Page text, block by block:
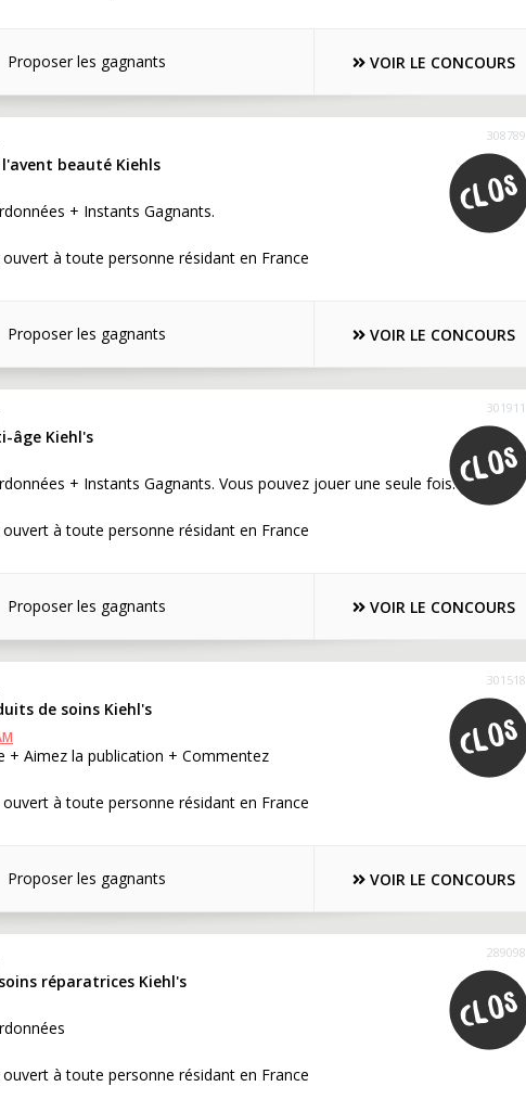
Proposer les gagnants VOIR LE CONCOURS
308789
beauté Kiehls
+ Instants Gagnants.
à toute personne résidant en France
Proposer les gagnants VOIR LE CONCOURS
301911
âge Kiehl's
+ Instants Gagnants. Vous pouvez jouer une seule fois.
à toute personne résidant en France
Proposer les gagnants VOIR LE CONCOURS
301518
de soins Kiehl's
+ Aimez la publication + Commentez
à toute personne résidant en France
Proposer les gagnants VOIR LE CONCOURS
289098
réparatrices Kiehl's
à toute personne résidant en France